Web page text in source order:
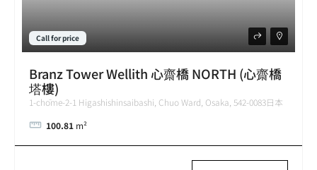
Call for price
Branz Tower Wellith 心齋橋 NORTH (心齋橋
塔樓)
1-chōme-2-1 Higashishinsaibashi, Chuo Ward, Osaka, 542-0083日本
100.81 m²